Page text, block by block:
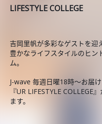
LIFESTYLE COLLEGE
吉岡里帆が多彩なゲストを迎
豊かなライフスタイルのヒン
ム。
J-wave 毎週日曜18時～お届
『UR LIFESTYLE COLLEGE
ます。